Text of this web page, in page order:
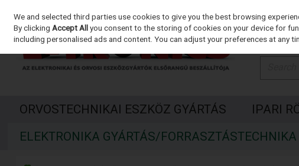
Skip to content
ORVOSTECHNIKAI ESZKÖZ GYÁRTÁS IPARI
ELEKTRONIKA GYÁRTÁS/FORRASZTÁSTECHNIKA
We and selected third parties use cookies to give you the best browsing
By clickingAccept Allyou consent to the storing of cookies on your device for
including personalised ads and content. You can adjust your preferences at any